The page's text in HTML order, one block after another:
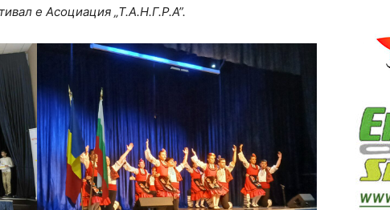
е Асоциация „Т.А.Н.Г.Р.А”.